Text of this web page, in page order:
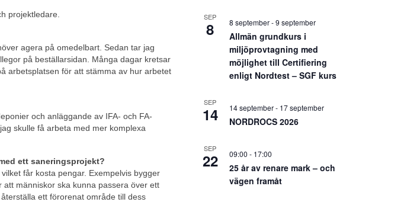
projektledare.
agera på omedelbart. Sedan tar jag
på beställarsidan. Många dagar kretsar
arbetsplatsen för att stämma av hur arbetet
och anläggande av IFA- och FA-
skulle få arbeta med mer komplexa
ett saneringsprojekt?
får kosta pengar. Exempelvis bygger
människor ska kunna passera över ett
ett förorenat område till dess
SEP
8 8 september-9 september
Allmän grundkurs i
miljöprovtagning med
möjlighet till Certifiering
enligt Nordtest – SGF kurs
SEP
14 14 september- 17 september
NORDROCS 2026
SEP
22 09:00 - 17:00
25 år av renare mark – och
vägen framåt